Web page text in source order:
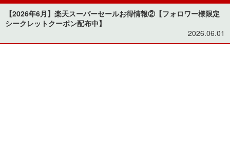
【2026年6月】楽天スーパーセールお得情報②【フォロワー様限定
シークレットクーポン配布中】
2026.06.01